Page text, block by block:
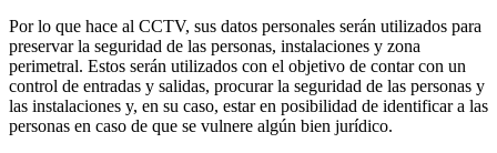
Por lo que hace al CCTV, sus datos personales serán utilizados para
preservar la seguridad de las personas, instalaciones y zona
perimetral. Estos serán utilizados con el objetivo de contar con un
control de entradas y salidas, procurar la seguridad de las personas y
las instalaciones y, en su caso, estar en posibilidad de identificar a las
personas en caso de que se vulnere algún bien jurídico.